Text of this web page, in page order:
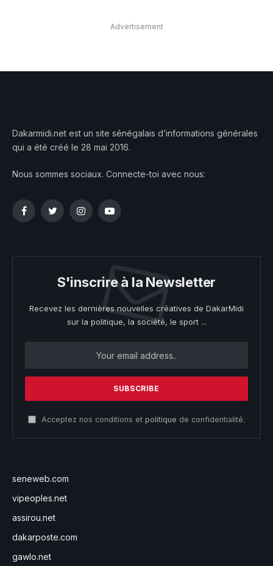
Advertisement
Dakarmidi.net est un site sénégalais d’informations générales
qui a été créé le 28 mai 2016.
Nous sommes sociaux. Connecte-toi avec nous:
FacebookTwitterInstagramYouTube
S'inscrire à la Newsletter
Recevez les dernières nouvelles créatives de DakarMidi
sur la politique, la société, le sport ...
Acceptez nos conditions et politique de confidentialité.
seneweb.com
vipeoples.net
assirou.net
dakarposte.com
gawlo.net